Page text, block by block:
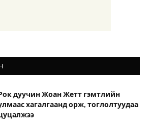
дуучин Жоан Жетт гэмтлийн
хагалгаанд орж, тоглолтуудаа